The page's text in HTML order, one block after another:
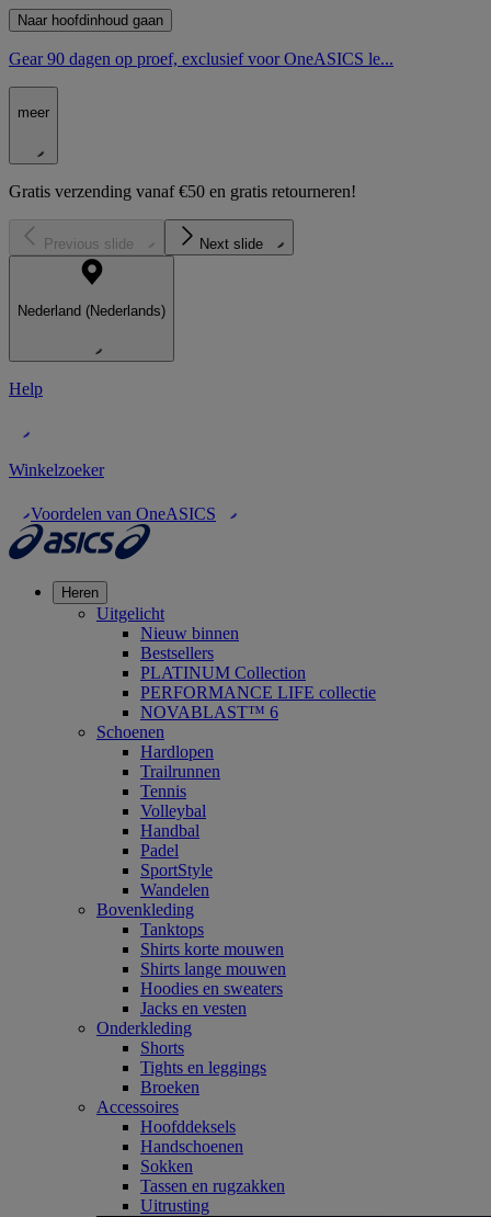
Naar hoofdinhoud gaan
Gear 90 dagen op proef, exclusief voor OneASICS le...
meer
Gratis verzending vanaf €50 en gratis retourneren!
Previous slide Next slide
Nederland (Nederlands)
Help
Winkelzoeker
Voordelen van OneASICS
Heren
Uitgelicht
Nieuw binnen
Bestsellers
PLATINUM Collection
PERFORMANCE LIFE collectie
NOVABLAST™ 6
Schoenen
Hardlopen
Trailrunnen
Tennis
Volleybal
Handbal
Padel
SportStyle
Wandelen
Bovenkleding
Tanktops
Shirts korte mouwen
Shirts lange mouwen
Hoodies en sweaters
Jacks en vesten
Onderkleding
Shorts
Tights en leggings
Broeken
Accessoires
Hoofddeksels
Handschoenen
Sokken
Tassen en rugzakken
Uitrusting